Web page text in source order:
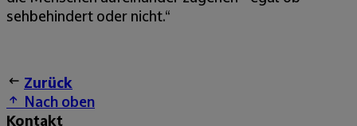
sehbehindert oder nicht.“
Zurück
Nach oben
Kontakt